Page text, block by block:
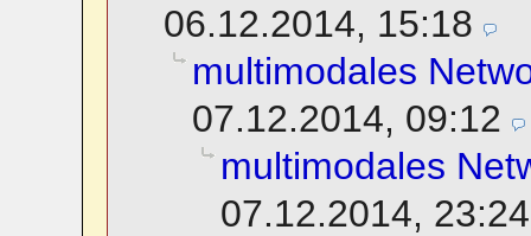
06.12.2014, 15:18
multimodales
07.12.2014, 09:12
multimodales
07.12.2014, 23:24